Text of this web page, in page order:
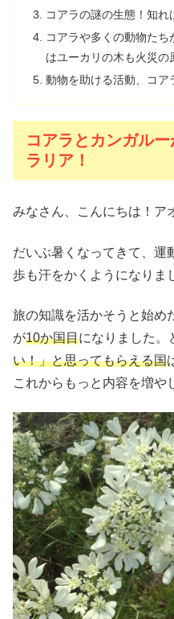
コアラの謎の生態！知れ
コアラや多くの動物た
はユーカリの木も火災の
動物を助ける活動、コア
コアラとカンガル
ラリア！
みなさん、こんにちは！ア
だいぶ暑くなってきて、運
歩も汗をかくようになりま
旅の知識を活かそうと始め
が10か国目になりました。
い！」と思ってもらえる国
これからもっと内容を増や